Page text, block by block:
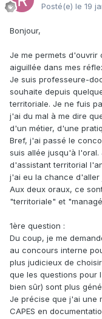
Posté(e) le 19
Bonjour,
Je me permets d'ouvrir
aiguillée dans mes
Je suis professeure-
souhaite depuis
territoriale. Je ne fuis
j'ai du mal à me dire
d'un métier, d'une
Bref, j'ai passé le
suis allée jusqu'à
d'assistant territorial
j'ai eu la chance d'aller
Aux deux oraux, ce
"territoriale" et
1ère question :
Du coup, je me
au concours interne
plus judicieux de
que les questions pour
bien sûr) sont plus
Je précise que j'ai une
CAPES en